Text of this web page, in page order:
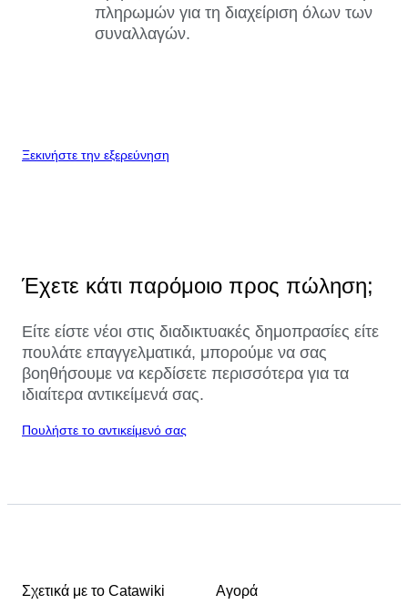
πληρωμών για τη διαχείριση όλων των
συναλλαγών.
Ξεκινήστε την εξερεύνηση
Έχετε κάτι παρόμοιο προς πώληση;
Είτε είστε νέοι στις διαδικτυακές δημοπρασίες είτε
πουλάτε επαγγελματικά, μπορούμε να σας
βοηθήσουμε να κερδίσετε περισσότερα για τα
ιδιαίτερα αντικείμενά σας.
Πουλήστε το αντικείμενό σας
Σχετικά με το Catawiki Αγορά